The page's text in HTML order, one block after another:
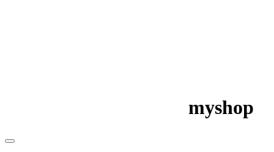
myshop